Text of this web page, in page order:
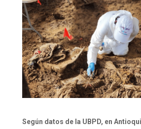
Según datos de la UBPD, en